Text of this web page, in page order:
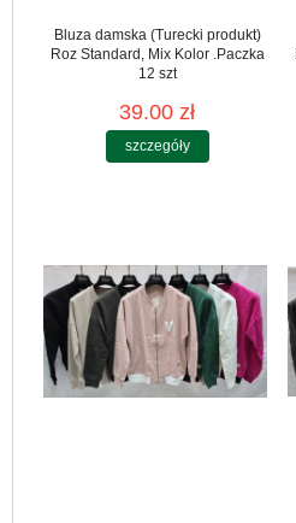
Bluza damska (Turecki produkt)
Roz Standard, Mix Kolor .Paczka
12 szt
39.00 zł
szczegóły